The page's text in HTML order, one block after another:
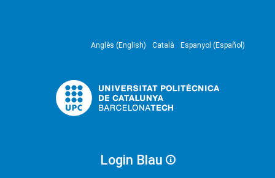
Anglès (English) Català Espanyol (Español)
Login Blau